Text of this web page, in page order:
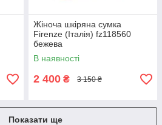
Жіноча шкіряна сумка
Firenze (Італія) fz118560
бежева
В наявності
2 400 ₴ 3 150 ₴
Показати ще